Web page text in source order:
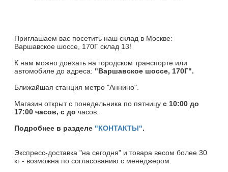
Приглашаем вас посетить наш склад в Москве:
Варшавское шоссе, 170Г склад 13!
К нам можно доехать на городском транспорте или
автомобиле до адреса: "Варшавское шоссе, 170Г".
Ближайшая станция метро "Аннино".
Магазин открыт c понедельника по пятницу с 10:00 до
17:00 часов, с до часов.
Подробнее в разделе "КОНТАКТЫ".
Экспресс-доставка "на сегодня" и товара весом более 30
кг - возможна по согласованию с менеджером.